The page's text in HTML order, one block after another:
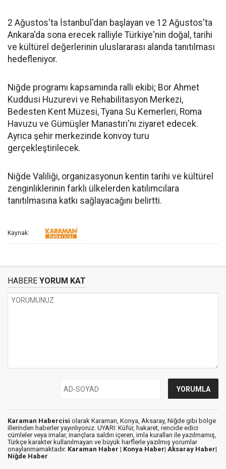
2 Ağustos'ta İstanbul'dan başlayan ve 12 Ağustos'ta
Ankara'da sona erecek ralliyle Türkiye'nin doğal, tarihi
ve kültürel değerlerinin uluslararası alanda tanıtılması
hedefleniyor.
Niğde programı kapsamında ralli ekibi; Bor Ahmet
Kuddusi Huzurevi ve Rehabilitasyon Merkezi,
Bedesten Kent Müzesi, Tyana Su Kemerleri, Roma
Havuzu ve Gümüşler Manastırı'nı ziyaret edecek.
Ayrıca şehir merkezinde konvoy turu
gerçekleştirilecek.
Niğde Valiliği, organizasyonun kentin tarihi ve kültürel
zenginliklerinin farklı ülkelerden katılımcılara
tanıtılmasına katkı sağlayacağını belirtti.
Kaynak:
HABERE YORUM KAT
Karaman Habercisi olarak Karaman, Konya, Aksaray, Niğde gibi bölge
illerinden haberler yayınlıyoruz. UYARI: Küfür, hakaret, rencide edici
cümleler veya imalar, inançlara saldırı içeren, imla kuralları ile yazılmamış,
Türkçe karakter kullanılmayan ve büyük harflerle yazılmış yorumlar
onaylanmamaktadır. Karaman Haber | Konya Haber| Aksaray Haber|
Niğde Haber